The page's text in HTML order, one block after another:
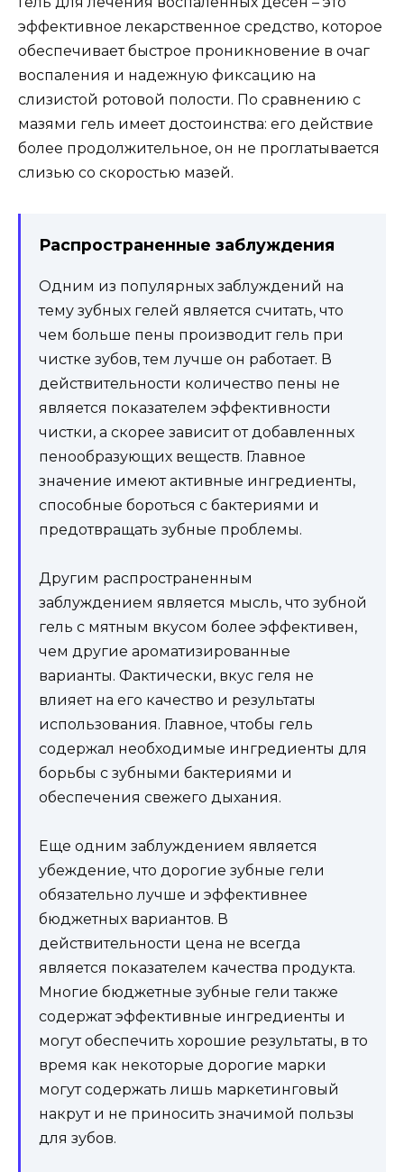
эффективное лекарственное средство, которое
обеспечивает быстрое проникновение в очаг
воспаления и надежную фиксацию на
слизистой ротовой полости. По сравнению с
мазями гель имеет достоинства: его действие
более продолжительное, он не проглатывается
слизью со скоростью мазей.
Распространенные заблуждения
Одним из популярных заблуждений на
тему зубных гелей является считать, что
чем больше пены производит гель при
чистке зубов, тем лучше он работает. В
действительности количество пены не
является показателем эффективности
чистки, а скорее зависит от добавленных
пенообразующих веществ. Главное
значение имеют активные ингредиенты,
способные бороться с бактериями и
предотвращать зубные проблемы.
Другим распространенным
заблуждением является мысль, что зубной
гель с мятным вкусом более эффективен,
чем другие ароматизированные
варианты. Фактически, вкус геля не
влияет на его качество и результаты
использования. Главное, чтобы гель
содержал необходимые ингредиенты для
борьбы с зубными бактериями и
обеспечения свежего дыхания.
Еще одним заблуждением является
убеждение, что дорогие зубные гели
обязательно лучше и эффективнее
бюджетных вариантов. В
действительности цена не всегда
является показателем качества продукта.
Многие бюджетные зубные гели также
содержат эффективные ингредиенты и
могут обеспечить хорошие результаты, в то
время как некоторые дорогие марки
могут содержать лишь маркетинговый
накрут и не приносить значимой пользы
для зубов.